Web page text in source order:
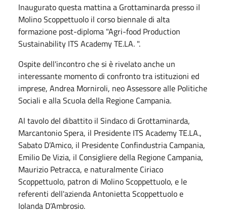
Inaugurato questa mattina a Grottaminarda presso il
Molino Scoppettuolo il corso biennale di alta
formazione post-diploma "Agri-food Production
Sustainability ITS Academy TE.LA. ".
Ospite dell'incontro che si è rivelato anche un
interessante momento di confronto tra istituzioni ed
imprese, Andrea Morniroli, neo Assessore alle Politiche
Sociali e alla Scuola della Regione Campania.
Al tavolo del dibattito il Sindaco di Grottaminarda,
Marcantonio Spera, il Presidente ITS Academy TE.LA.,
Sabato D’Amico, il Presidente Confindustria Campania,
Emilio De Vizia, il Consigliere della Regione Campania,
Maurizio Petracca, e naturalmente Ciriaco
Scoppettuolo, patron di Molino Scoppettuolo, e le
referenti dell'azienda Antonietta Scoppettuolo e
Iolanda D’Ambrosio.